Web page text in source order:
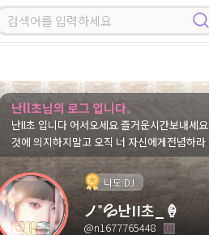
난ll초님의 로그 입니다.
난ll초 입니다 어서오세요 즐거운시간보내세요 자기 자신을 등불로 삼아라 다른
것에 의지하지말고 오직 너 자신에게전념하라
나도 DJ
ノ˚💦난II초_🍦
@n1677765448